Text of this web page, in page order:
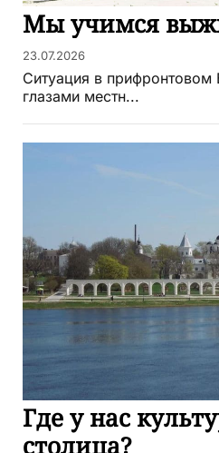
Мы учимся
23.07.2026
Ситуация в прифронтовом
глазами местн...
Где у нас
столица?